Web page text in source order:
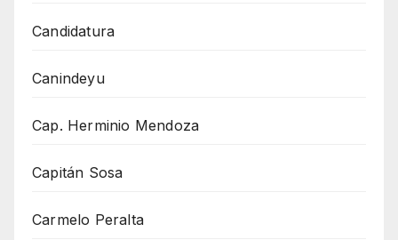
Candidatura
Canindeyu
Cap. Herminio Mendoza
Capitán Sosa
Carmelo Peralta